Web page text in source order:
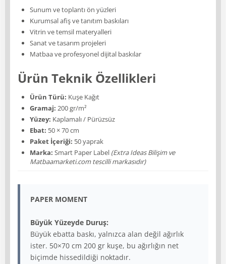
Sunum ve toplantı ön yüzleri
Kurumsal afiş ve tanıtım baskıları
Vitrin ve temsil materyalleri
Sanat ve tasarım projeleri
Matbaa ve profesyonel dijital baskılar
Ürün Teknik Özellikleri
Ürün Türü: Kuşe Kağıt
Gramaj: 200 gr/m²
Yüzey: Kaplamalı / Pürüzsüz
Ebat: 50 × 70 cm
Paket İçeriği: 50 yaprak
Marka: Smart Paper Label (Extra Ideas Bilişim ve
Matbaamarketi.com tescilli markasıdır)
PAPER MOMENT
Büyük Yüzeyde Duruş:
Büyük ebatta baskı, yalnızca alan değil ağırlık
ister. 50×70 cm 200 gr kuşe, bu ağırlığın net
biçimde hissedildiği noktadır.